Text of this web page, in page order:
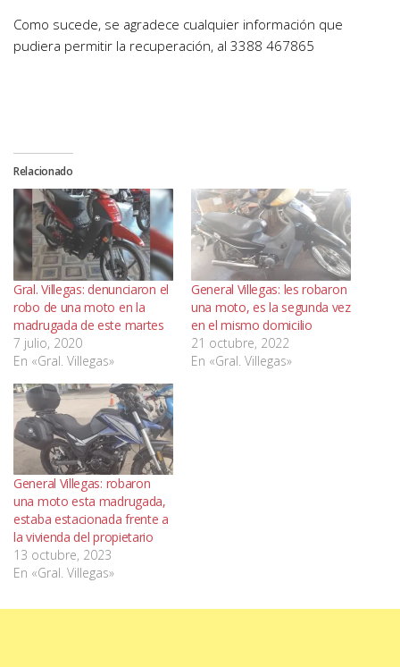
Como sucede, se agradece cualquier información que
pudiera permitir la recuperación, al 3388 467865
Relacionado
Gral. Villegas: denunciaron el
robo de una moto en la
madrugada de este martes
7 julio, 2020
En «Gral. Villegas»
General Villegas: les robaron
una moto, es la segunda vez
en el mismo domicilio
21 octubre, 2022
En «Gral. Villegas»
General Villegas: robaron
una moto esta madrugada,
estaba estacionada frente a
la vivienda del propietario
13 octubre, 2023
En «Gral. Villegas»